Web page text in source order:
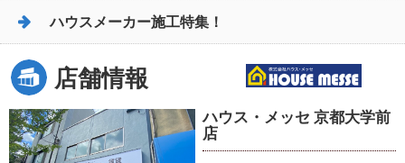
ハウスメーカー施工特集！
店舗情報
ハウス・メッセ 京都大学前
店